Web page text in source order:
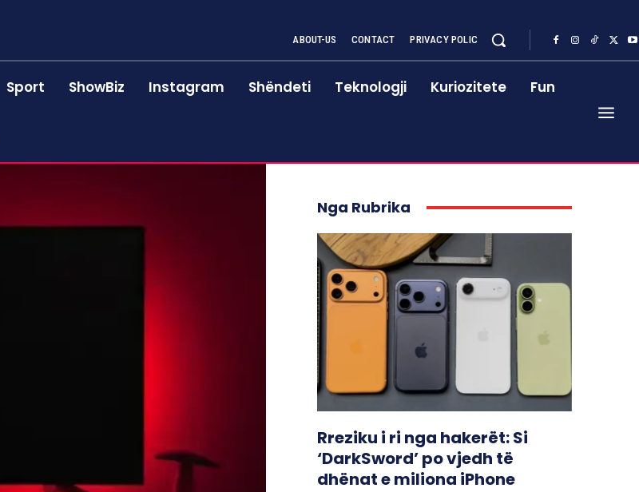
ABOUT-US CONTACT PRIVACY POLIC
Sport ShowBiz Instagram Shëndeti Teknologji Kuriozitete Fun
Nga Rubrika
Rreziku i ri nga hakerët: Si
‘DarkSword’ po vjedh të
dhënat e miliona iPhone